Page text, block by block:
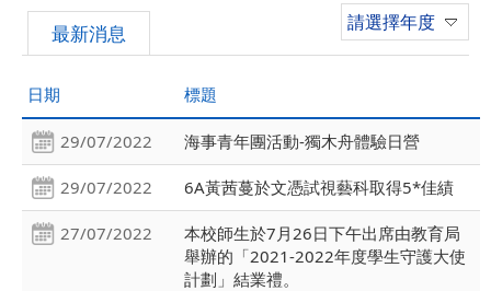
請選擇年度
最新消息
日期 標題
29/07/2022 海事青年團活動-獨木舟體驗日營
29/07/2022 6A黃茜蔓於文憑試視藝科取得5*佳績
27/07/2022
本校師生於7月26日下午出席由教育局
舉辦的「2021-2022年度學生守護大使
計劃」結業禮。